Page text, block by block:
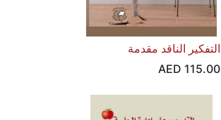
التفكير الناقد مقدمة
115.00